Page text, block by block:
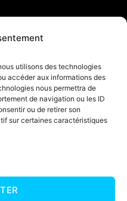
utilisons des technologies
accéder aux informations des
nous permettra de
de navigation ou les ID
ou de retirer son
sur certaines caractéristiques